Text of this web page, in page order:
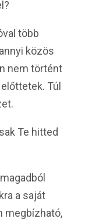
több
közös
nem történt
Túl
Te hitted
a saját
megbízható,